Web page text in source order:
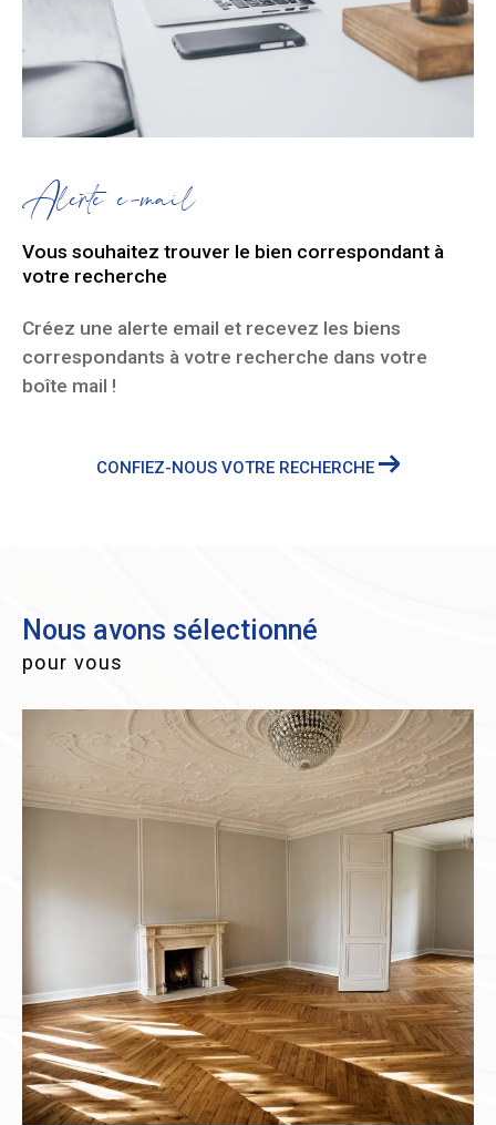
Alerte e-mail
Vous souhaitez trouver le bien correspondant à
votre recherche
Créez une alerte email et recevez les biens
correspondants à votre recherche dans votre
boîte mail !
CONFIEZ-NOUS VOTRE RECHERCHE
Nous avons sélectionné
pour vous